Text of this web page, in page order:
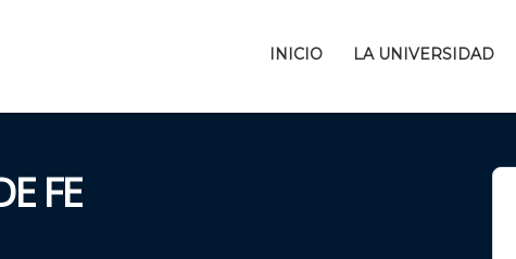
INICIO LA UNIVERSIDAD
FE